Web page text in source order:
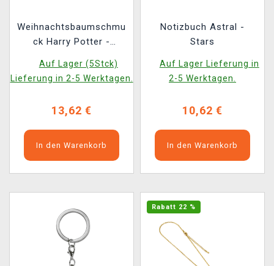
Weihnachtsbaumschmu
ck Harry Potter -
Auf Lager (5Stck)
Lieferung in 2-5 Werktagen.
13,62 €
In den Warenkorb
Notizbuch Astral -
Stars
Auf Lager Lieferung in
2-5 Werktagen.
10,62 €
In den Warenkorb
Rabatt 22 %